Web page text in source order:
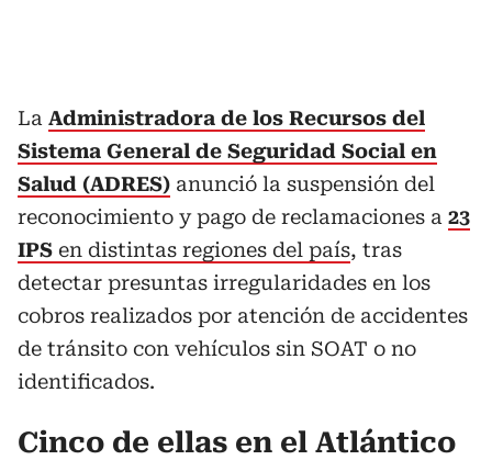
La Administradora de los Recursos del
Sistema General de Seguridad Social en
Salud (ADRES) anunció la suspensión del
reconocimiento y pago de reclamaciones a 23
IPS en distintas regiones del país, tras
detectar presuntas irregularidades en los
cobros realizados por atención de accidentes
de tránsito con vehículos sin SOAT o no
identificados.
Cinco de ellas en el Atlántico